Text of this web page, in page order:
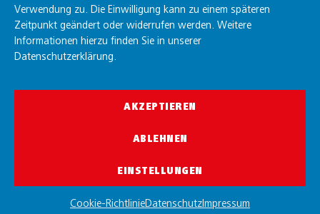
Verwendung zu. Die Einwilligung kann zu einem späteren
Zeitpunkt geändert oder widerrufen werden. Weitere
Informationen hierzu finden Sie in unserer
Datenschutzerklärung.
AKZEPTIEREN
ABLEHNEN
EINSTELLUNGEN
Cookie-RichtlinieDatenschutzImpressum
© allgaier GmbH 2026